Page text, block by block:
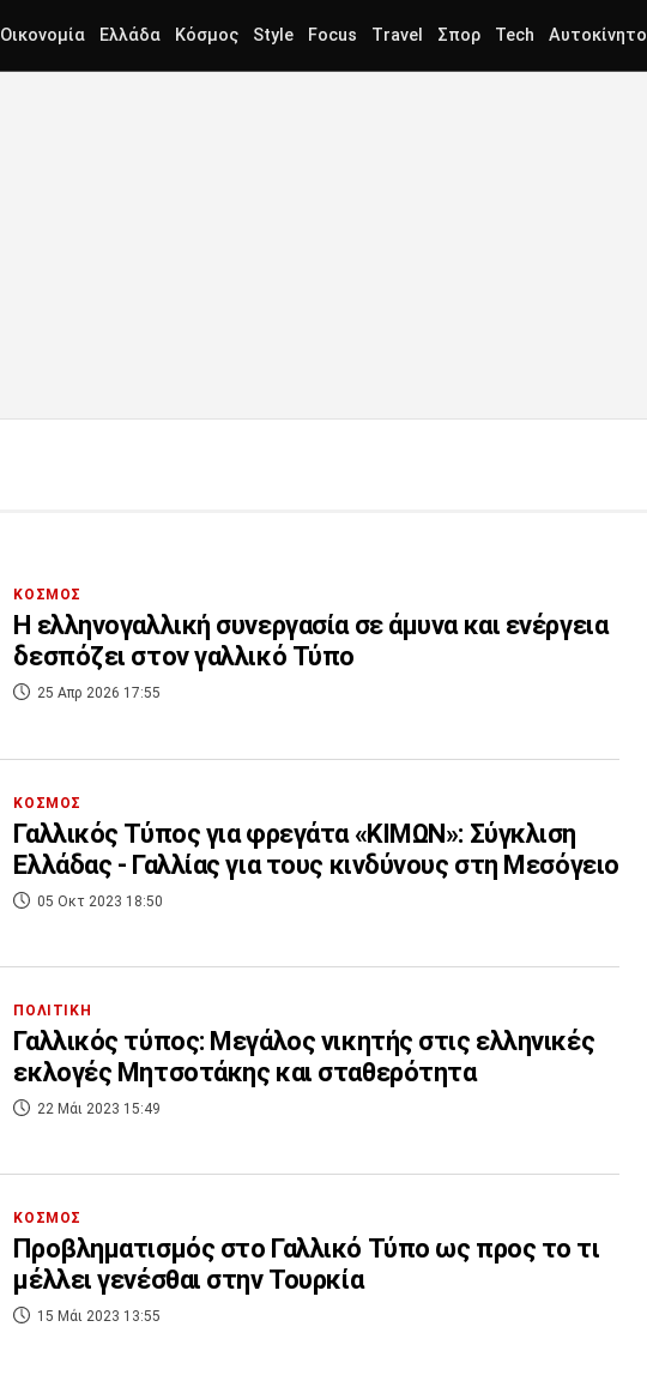
Οικονομία Ελλάδα Κόσμος Style Focus Travel Σπορ Tech Αυτοκίνητο
ΚΟΣΜΟΣ
Η ελληνογαλλική συνεργασία σε άμυνα και ενέργεια
δεσπόζει στον γαλλικό Τύπο
25 Απρ 2026 17:55
ΚΟΣΜΟΣ
Γαλλικός Τύπος για φρεγάτα «ΚΙΜΩΝ»: Σύγκλιση
Ελλάδας - Γαλλίας για τους κινδύνους στη Μεσόγειο
05 Οκτ 2023 18:50
ΠΟΛΙΤΙΚΗ
Γαλλικός τύπος: Μεγάλος νικητής στις ελληνικές
εκλογές Μητσοτάκης και σταθερότητα
22 Μάι 2023 15:49
ΚΟΣΜΟΣ
Προβληματισμός στο Γαλλικό Τύπο ως προς το τι
μέλλει γενέσθαι στην Τουρκία
15 Μάι 2023 13:55